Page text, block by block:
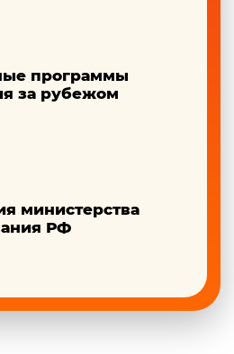
программы
за рубежом
министерства
РФ